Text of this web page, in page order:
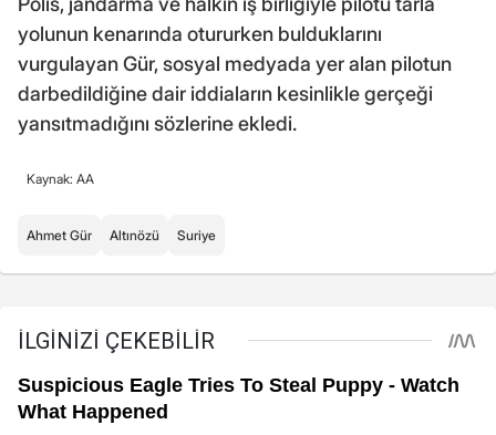
yolunun kenarında otururken bulduklarını
vurgulayan Gür, sosyal medyada yer alan pilotun
darbedildiğine dair iddiaların kesinlikle gerçeği
yansıtmadığını sözlerine ekledi.
Kaynak: AA
Ahmet Gür Altınözü Suriye